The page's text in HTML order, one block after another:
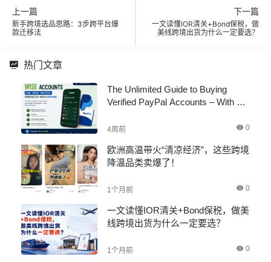
上一篇
新手跨境选品思路：3步跨平台爆
款迁移法
下一篇
一文读懂IOR清关+Bond保税，做
美线跨境出货为什么一定要选？
热门文章
The Unlimited Guide to Buying
Verified PayPal Accounts – With All
4周前 0
欧洲高温带火“清凉经济”，这些跨境
降温品类卖爆了！
1个月前 0
一文读懂IOR清关+Bond保税，做美
线跨境出货为什么一定要选？
1个月前 0